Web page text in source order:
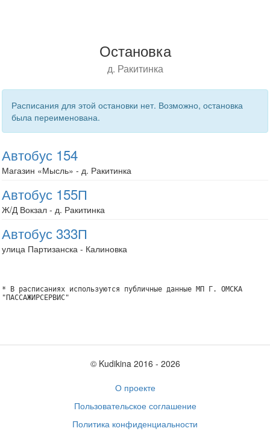
Остановка
д. Ракитинка
Расписания для этой остановки нет. Возможно, остановка
была переименована.
Автобус 154
Магазин «Мысль» - д. Ракитинка
Автобус 155П
Ж/Д Вокзал - д. Ракитинка
Автобус 333П
улица Партизанска - Калиновка
* В расписаниях используются публичные данные МП Г. ОМСКА
"ПАССАЖИРСЕРВИС"
© Kudikina 2016 ‐ 2026
О проекте
Пользовательское соглашение
Политика конфиденциальности